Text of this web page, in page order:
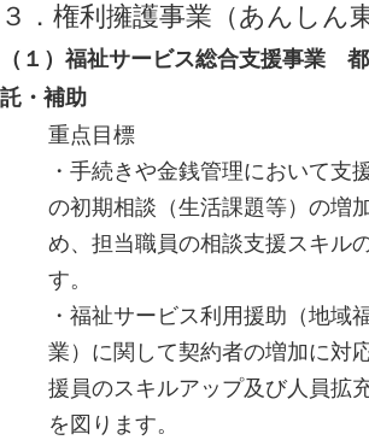
３．権利擁護事業（あんしん
（１）福祉サービス総合支援事業
託・補助
重点目標
・手続きや金銭管理において支
の初期相談（生活課題等）の増
め、担当職員の相談支援スキル
す。
・福祉サービス利用援助（地域
業）に関して契約者の増加に対
援員のスキルアップ及び人員拡
を図ります。